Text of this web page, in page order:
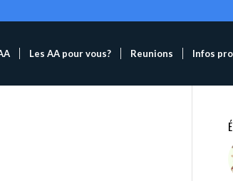
Les AA pour vous? Reunions Infos